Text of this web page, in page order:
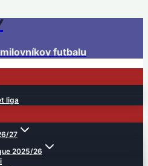
futbalu
liga
27
2025/26